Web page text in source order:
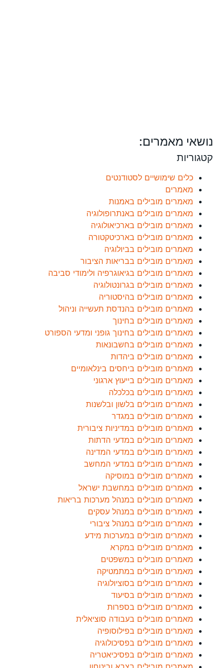
נושאי מאמרים:
קטגוריות
כלים שימושיים לסטודנטים
מאמרים
מאמרים מובילים באמנות
מאמרים מובילים באנתרופולוגיה
מאמרים מובילים בארכיאולוגיה
מאמרים מובילים בארכיטקטורה
מאמרים מובילים בביולוגיה
מאמרים מובילים בבריאות הציבור
מאמרים מובילים בגיאוגרפיה ולימודי סביבה
מאמרים מובילים בגרונטולוגיה
מאמרים מובילים בהיסטוריה
מאמרים מובילים בהנדסת תעשייה וניהול
מאמרים מובילים בחינוך
מאמרים מובילים בחינוך גופני ומדעי הספורט
מאמרים מובילים בחשבונאות
מאמרים מובילים ביהדות
מאמרים מובילים ביחסים בינלאומיים
מאמרים מובילים בייעוץ ארגוני
מאמרים מובילים בכלכלה
מאמרים מובילים בלשון ובלשנות
מאמרים מובילים במגדר
מאמרים מובילים במדיניות ציבורית
מאמרים מובילים במדעי הדתות
מאמרים מובילים במדעי המדינה
מאמרים מובילים במדעי המחשב
מאמרים מובילים במוסיקה
מאמרים מובילים במחשבת ישראל
מאמרים מובילים במנהל מערכות בריאות
מאמרים מובילים במנהל עסקים
מאמרים מובילים במנהל ציבורי
מאמרים מובילים במערכות מידע
מאמרים מובילים במקרא
מאמרים מובילים במשפטים
מאמרים מובילים במתמטיקה
מאמרים מובילים בסוציולוגיה
מאמרים מובילים בסיעוד
מאמרים מובילים בספרות
מאמרים מובילים בעבודה סוציאלית
מאמרים מובילים בפילוסופיה
מאמרים מובילים בפסיכולוגיה
מאמרים מובילים בפסיכיאטריה